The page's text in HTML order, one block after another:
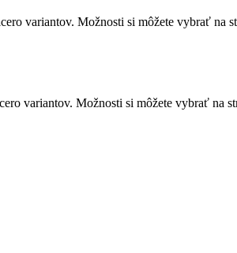
variantov. Možnosti si môžete vybrať na
variantov. Možnosti si môžete vybrať na